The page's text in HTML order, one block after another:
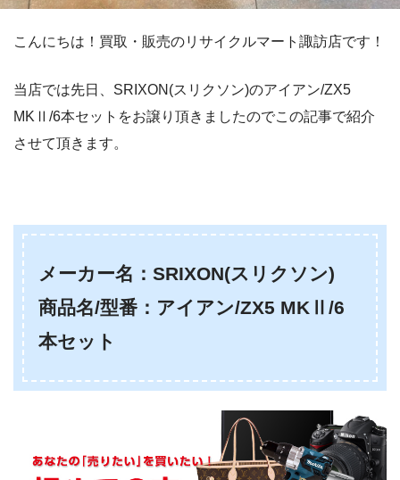
こんにちは！買取・販売のリサイクルマート諏訪店です！
当店では先日、SRIXON(スリクソン)のアイアン/ZX5
MKⅡ/6本セットをお譲り頂きましたのでこの記事で紹介
させて頂きます。
メーカー名：SRIXON(スリクソン)
商品名/型番：アイアン/ZX5 MKⅡ/6
本セット